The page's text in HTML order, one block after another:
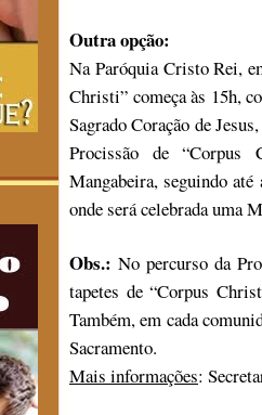
Outra opção:
Na Paróquia Cristo Rei,
Christi” começa às 15h,
Sagrado Coração de
Procissão de
Mangabeira, seguindo
onde será celebrada uma
Obs.: No percurso da
tapetes de “Corpus
Também, em cada
Sacramento.
Mais informações: